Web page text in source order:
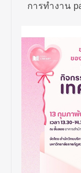
การทำงาน